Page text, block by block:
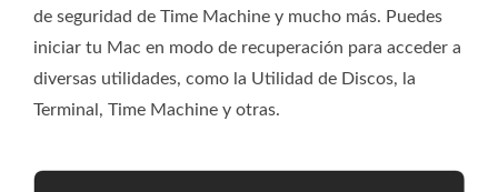
de seguridad de Time Machine y mucho más. Puedes
iniciar tu Mac en modo de recuperación para acceder a
diversas utilidades, como la Utilidad de Discos, la
Terminal, Time Machine y otras.